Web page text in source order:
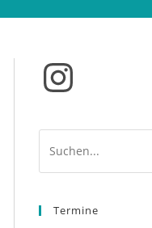
Instagram
Termine